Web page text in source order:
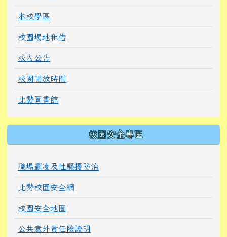
本校學區
校園場地租借
校內公告
校園開放時間
北勢圖書館
校園安全專區
職場霸凌及性騷擾防治
北勢校園安全網
校園安全地圖
公共意外責任險證明